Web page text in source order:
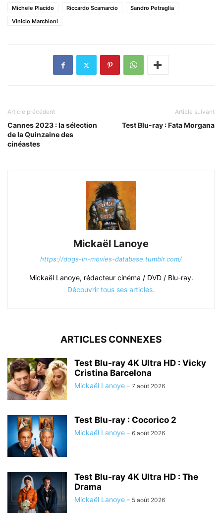
Michele Placido
Riccardo Scamarcio
Sandro Petraglia
Vinicio Marchioni
Article précédent
Cannes 2023 : la sélection
de la Quinzaine des
cinéastes
Article suivant
Test Blu-ray : Fata Morgana
Mickaël Lanoye
https://dogs-in-movies-database.tumblr.com/
Mickaël Lanoye, rédacteur cinéma / DVD / Blu-ray.
Découvrir tous ses articles.
ARTICLES CONNEXES
Test Blu-ray 4K Ultra HD : Vicky
Cristina Barcelona
Mickaël Lanoye - 7 août 2026
Test Blu-ray : Cocorico 2
Mickaël Lanoye - 6 août 2026
Test Blu-ray 4K Ultra HD : The
Drama
Mickaël Lanoye - 5 août 2026